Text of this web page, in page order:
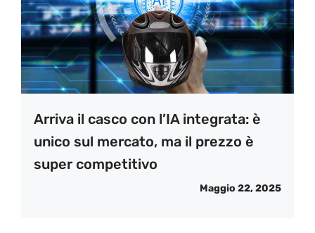
Arriva il casco con l’IA integrata: è
unico sul mercato, ma il prezzo è
super competitivo
Maggio 22, 2025